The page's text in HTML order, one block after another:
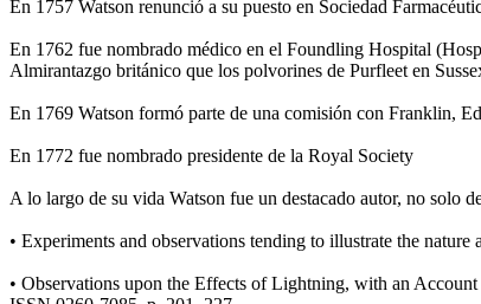
En 1757 Watson renunció a su puesto en Sociedad
En 1762 fue nombrado médico en el Foundling Hospital
Almirantazgo británico que los polvorines de Purfleet en
En 1769 Watson formó parte de una comisión con Franklin,
En 1772 fue nombrado presidente de la Royal Society
A lo largo de su vida Watson fue un destacado autor, no solo
• Experiments and observations tending to illustrate the
• Observations upon the Effects of Lightning, with an